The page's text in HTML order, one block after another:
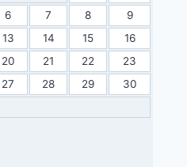
6 7 8
9
13 14 15
16
20 21 22
23
27 28 29
30